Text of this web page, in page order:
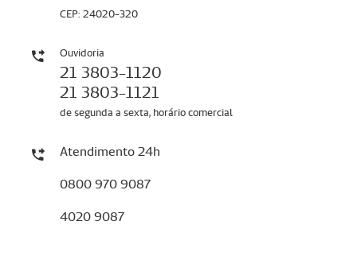
CEP: 24020-320
Ouvidoria
21 3803-1120
21 3803-1121
de segunda a sexta, horário comercial
Atendimento 24h
0800 970 9087
4020 9087